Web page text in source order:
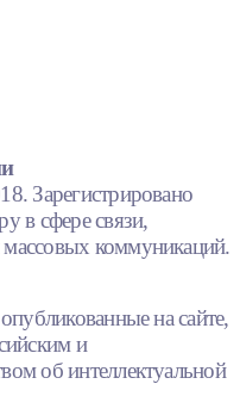
Зарегистрировано
в сфере связи,
коммуникаций.
на сайте,
и
об интеллектуальной